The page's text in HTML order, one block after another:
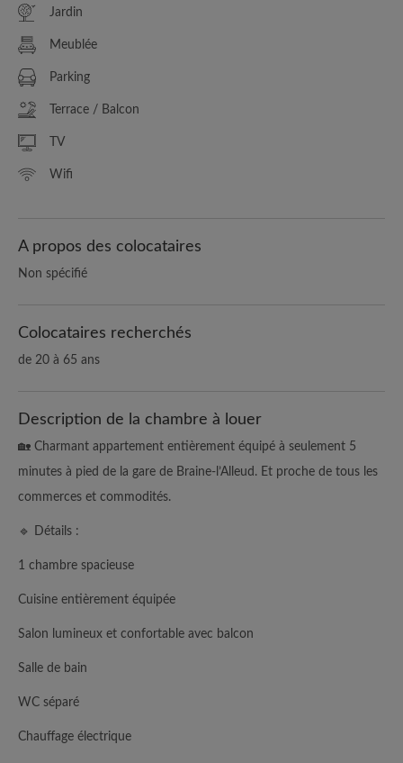
Jardin
Meublée
Parking
Terrace / Balcon
TV
Wifi
A propos des colocataires
Non spécifié
Colocataires recherchés
de 20 à 65 ans
Description de la chambre à louer
🏡 Charmant appartement entièrement équipé à seulement 5
minutes à pied de la gare de Braine-l’Alleud. Et proche de tous les
commerces et commodités.
🔹 Détails :
1 chambre spacieuse
Cuisine entièrement équipée
Salon lumineux et confortable avec balcon
Salle de bain
WC séparé
Chauffage électrique